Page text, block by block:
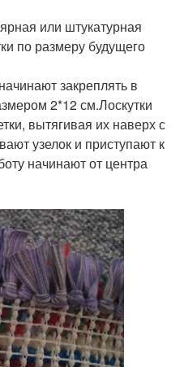
или штукатурная
по размеру будущего
закреплять в
2*12 см.Лоскутки
вытягивая их наверх с
узелок и приступают к
начинают от центра